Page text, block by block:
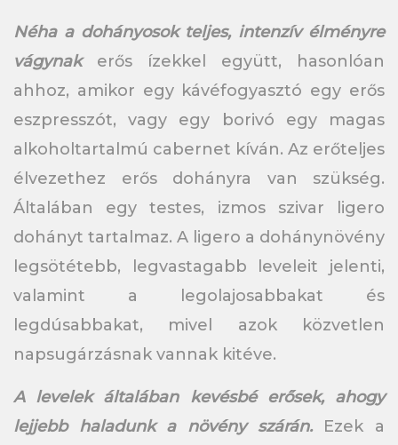
Néha a dohányosok teljes, intenzív élményre
vágynakerős ízekkel együtt, hasonlóan
ahhoz, amikor egy kávéfogyasztó egy erős
eszpresszót, vagy egy borivó egy magas
alkoholtartalmú cabernet kíván. Az erőteljes
élvezethez erős dohányra van szükség.
Általában egy testes, izmos szivar ligero
dohányt tartalmaz. A ligero a dohánynövény
legsötétebb, legvastagabb leveleit jelenti,
valamint a legolajosabbakat és
legdúsabbakat, mivel azok közvetlen
napsugárzásnak vannak kitéve.
A levelek általában kevésbé erősek, ahogy
lejjebb haladunk a növény szárán.Ezek a